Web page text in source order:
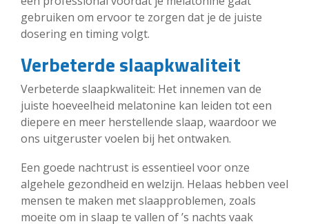
gebruiken om ervoor te zorgen dat je de juiste
dosering en timing volgt.
Verbeterde slaapkwaliteit
Verbeterde slaapkwaliteit: Het innemen van de
juiste hoeveelheid melatonine kan leiden tot een
diepere en meer herstellende slaap, waardoor we
ons uitgeruster voelen bij het ontwaken.
Een goede nachtrust is essentieel voor onze
algehele gezondheid en welzijn. Helaas hebben veel
mensen te maken met slaapproblemen, zoals
moeite om in slaap te vallen of ’s nachts vaak